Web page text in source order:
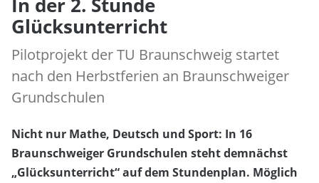
In der 2. Stunde
Glücksunterricht
Pilotprojekt der TU Braunschweig startet
nach den Herbstferien an Braunschweiger
Grundschulen
Nicht nur Mathe, Deutsch und Sport: In 16
Braunschweiger Grundschulen steht demnächst
„Glücksunterricht“ auf dem Stundenplan. Möglich